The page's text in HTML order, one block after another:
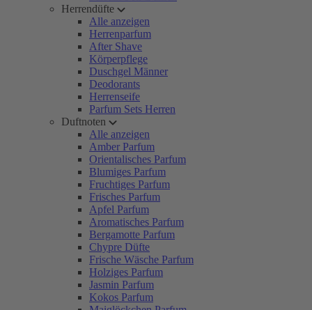
Herrendüfte
Alle anzeigen
Herrenparfum
After Shave
Körperpflege
Duschgel Männer
Deodorants
Herrenseife
Parfum Sets Herren
Duftnoten
Alle anzeigen
Amber Parfum
Orientalisches Parfum
Blumiges Parfum
Fruchtiges Parfum
Frisches Parfum
Apfel Parfum
Aromatisches Parfum
Bergamotte Parfum
Chypre Düfte
Frische Wäsche Parfum
Holziges Parfum
Jasmin Parfum
Kokos Parfum